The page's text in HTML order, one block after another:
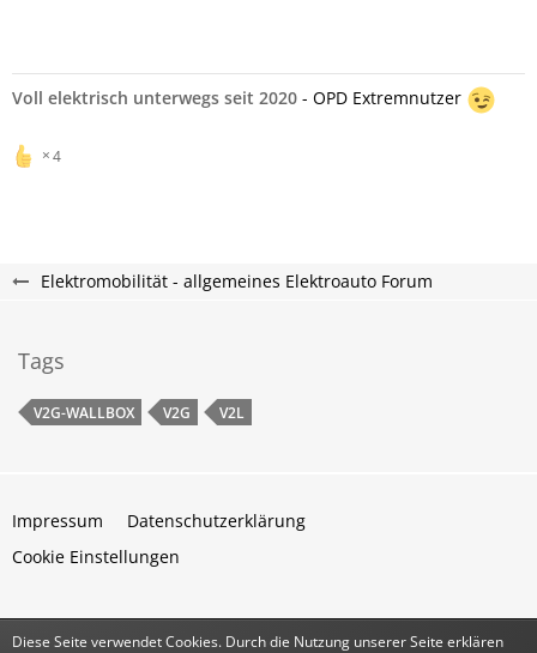
Voll elektrisch unterwegs seit 2020 - OPD Extremnutzer
4
Elektromobilität - allgemeines Elektroauto Forum
Tags
V2G-WALLBOX V2G V2L
Impressum
Datenschutzerklärung
Cookie Einstellungen
Diese Seite verwendet Cookies. Durch die Nutzung unserer Seite erklären